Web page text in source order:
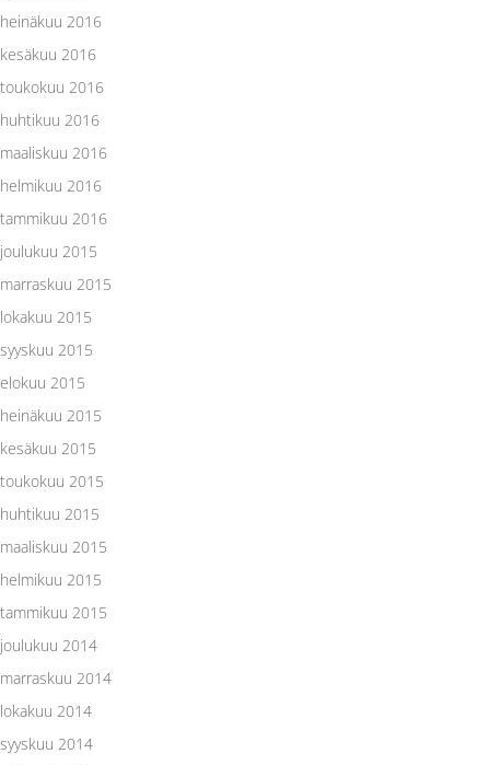
heinäkuu 2016
kesäkuu 2016
toukokuu 2016
huhtikuu 2016
maaliskuu 2016
helmikuu 2016
tammikuu 2016
joulukuu 2015
marraskuu 2015
lokakuu 2015
syyskuu 2015
elokuu 2015
heinäkuu 2015
kesäkuu 2015
toukokuu 2015
huhtikuu 2015
maaliskuu 2015
helmikuu 2015
tammikuu 2015
joulukuu 2014
marraskuu 2014
lokakuu 2014
syyskuu 2014